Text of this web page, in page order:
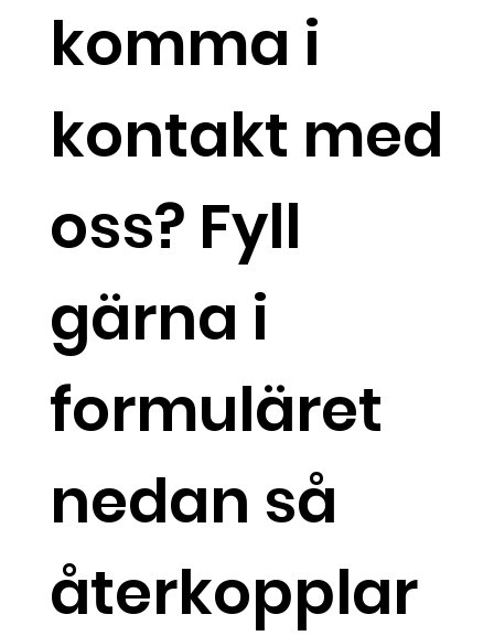
komma i
kontakt med
oss? Fyll
gärna i
formuläret
nedan så
återkopplar